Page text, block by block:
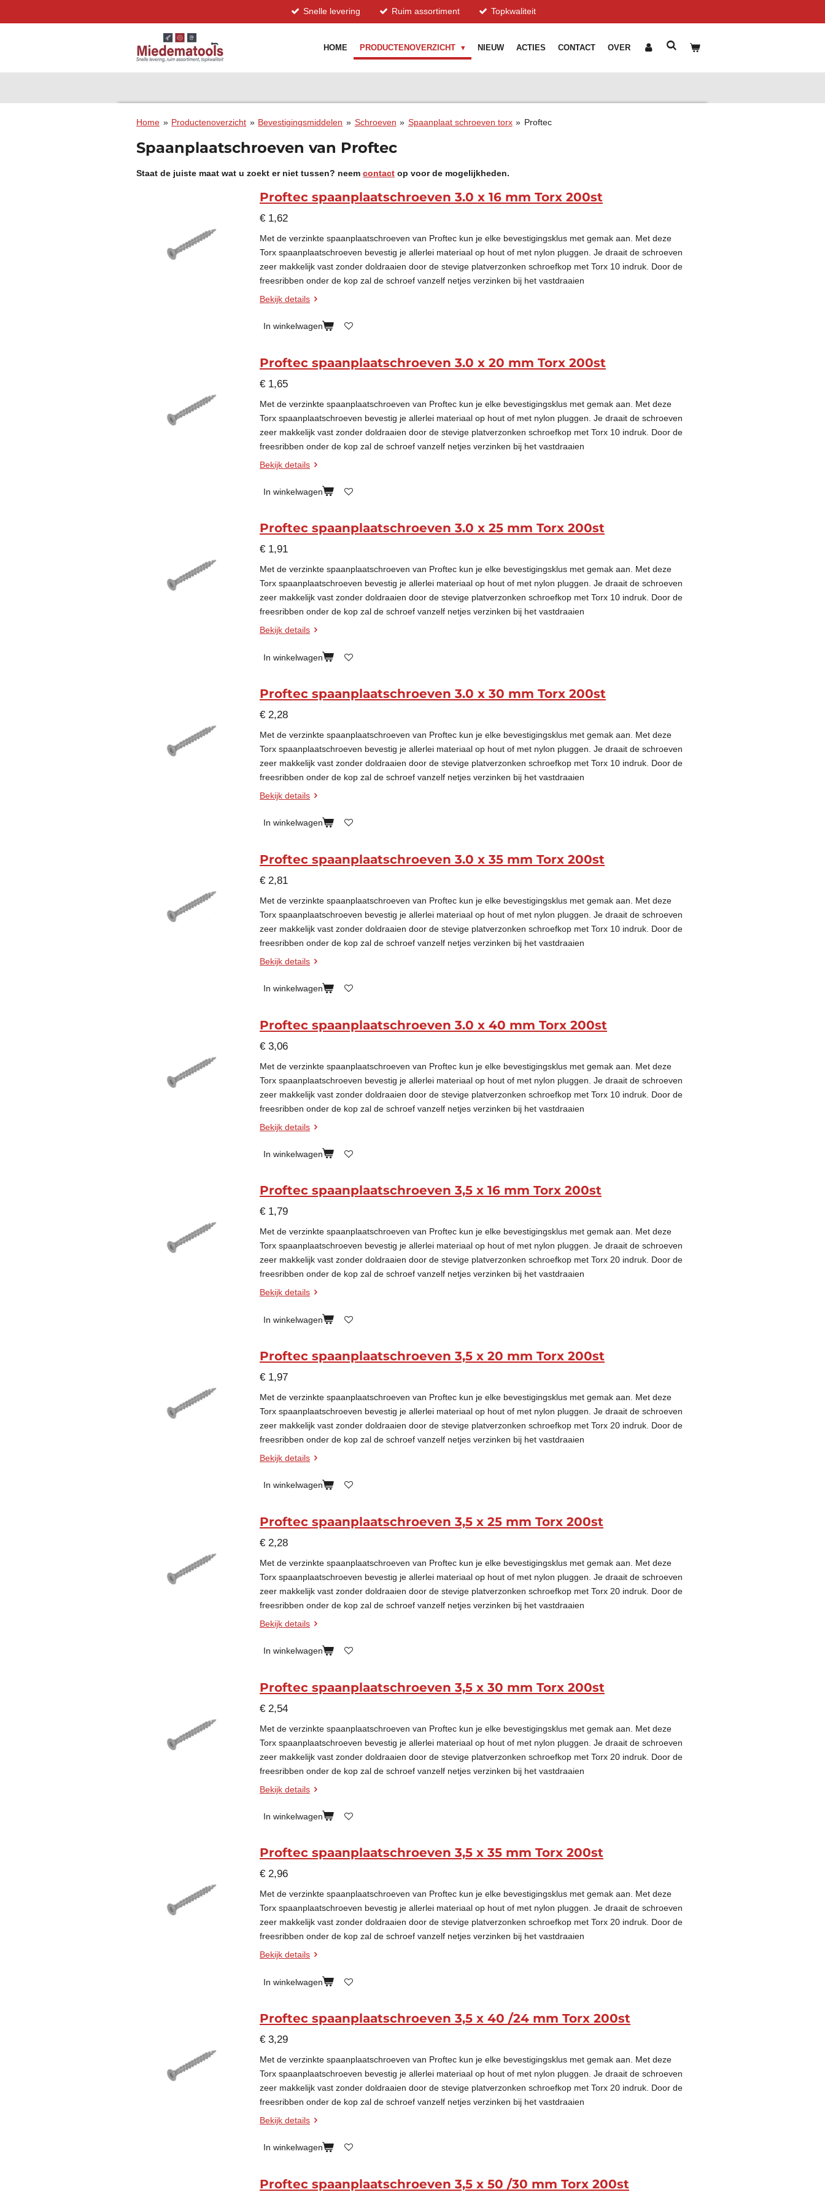
direct
Snelle levering Ruim assortiment Topkwaliteit
HOME PRODUCTENOVERZICHT NIEUW ACTIES CONTACT OVER
Home » Productenoverzicht » Bevestigingsmiddelen » Schroeven » Spaanplaat schroeven torx » Proftec
Spaanplaatschroeven van Proftec
Staat de juiste maat wat u zoekt er niet tussen? neem contact op voor de mogelijkheden.
Proftec spaanplaatschroeven 3.0 x 16 mm Torx 200st
€ 1,62
Met de verzinkte spaanplaatschroeven van Proftec kun je elke bevestigingsklus met gemak aan. Met deze
Torx spaanplaatschroeven bevestig je allerlei materiaal op hout of met nylon pluggen. Je draait de schroeven
zeer makkelijk vast zonder doldraaien door de stevige platverzonken schroefkop met Torx 10 indruk. Door de
freesribben onder de kop zal de schroef vanzelf netjes verzinken bij het vastdraaien
Bekijk details
In winkelwagen
Proftec spaanplaatschroeven 3.0 x 20 mm Torx 200st
€ 1,65
Met de verzinkte spaanplaatschroeven van Proftec kun je elke bevestigingsklus met gemak aan. Met deze
Torx spaanplaatschroeven bevestig je allerlei materiaal op hout of met nylon pluggen. Je draait de schroeven
zeer makkelijk vast zonder doldraaien door de stevige platverzonken schroefkop met Torx 10 indruk. Door de
freesribben onder de kop zal de schroef vanzelf netjes verzinken bij het vastdraaien
Bekijk details
In winkelwagen
Proftec spaanplaatschroeven 3.0 x 25 mm Torx 200st
€ 1,91
Met de verzinkte spaanplaatschroeven van Proftec kun je elke bevestigingsklus met gemak aan. Met deze
Torx spaanplaatschroeven bevestig je allerlei materiaal op hout of met nylon pluggen. Je draait de schroeven
zeer makkelijk vast zonder doldraaien door de stevige platverzonken schroefkop met Torx 10 indruk. Door de
freesribben onder de kop zal de schroef vanzelf netjes verzinken bij het vastdraaien
Bekijk details
In winkelwagen
Proftec spaanplaatschroeven 3.0 x 30 mm Torx 200st
€ 2,28
Met de verzinkte spaanplaatschroeven van Proftec kun je elke bevestigingsklus met gemak aan. Met deze
Torx spaanplaatschroeven bevestig je allerlei materiaal op hout of met nylon pluggen. Je draait de schroeven
zeer makkelijk vast zonder doldraaien door de stevige platverzonken schroefkop met Torx 10 indruk. Door de
freesribben onder de kop zal de schroef vanzelf netjes verzinken bij het vastdraaien
Bekijk details
In winkelwagen
Proftec spaanplaatschroeven 3.0 x 35 mm Torx 200st
€ 2,81
Met de verzinkte spaanplaatschroeven van Proftec kun je elke bevestigingsklus met gemak aan. Met deze
Torx spaanplaatschroeven bevestig je allerlei materiaal op hout of met nylon pluggen. Je draait de schroeven
zeer makkelijk vast zonder doldraaien door de stevige platverzonken schroefkop met Torx 10 indruk. Door de
freesribben onder de kop zal de schroef vanzelf netjes verzinken bij het vastdraaien
Bekijk details
In winkelwagen
Proftec spaanplaatschroeven 3.0 x 40 mm Torx 200st
€ 3,06
Met de verzinkte spaanplaatschroeven van Proftec kun je elke bevestigingsklus met gemak aan. Met deze
Torx spaanplaatschroeven bevestig je allerlei materiaal op hout of met nylon pluggen. Je draait de schroeven
zeer makkelijk vast zonder doldraaien door de stevige platverzonken schroefkop met Torx 10 indruk. Door de
freesribben onder de kop zal de schroef vanzelf netjes verzinken bij het vastdraaien
Bekijk details
In winkelwagen
Proftec spaanplaatschroeven 3,5 x 16 mm Torx 200st
€ 1,79
Met de verzinkte spaanplaatschroeven van Proftec kun je elke bevestigingsklus met gemak aan. Met deze
Torx spaanplaatschroeven bevestig je allerlei materiaal op hout of met nylon pluggen. Je draait de schroeven
zeer makkelijk vast zonder doldraaien door de stevige platverzonken schroefkop met Torx 20 indruk. Door de
freesribben onder de kop zal de schroef vanzelf netjes verzinken bij het vastdraaien
Bekijk details
In winkelwagen
Proftec spaanplaatschroeven 3,5 x 20 mm Torx 200st
€ 1,97
Met de verzinkte spaanplaatschroeven van Proftec kun je elke bevestigingsklus met gemak aan. Met deze
Torx spaanplaatschroeven bevestig je allerlei materiaal op hout of met nylon pluggen. Je draait de schroeven
zeer makkelijk vast zonder doldraaien door de stevige platverzonken schroefkop met Torx 20 indruk. Door de
freesribben onder de kop zal de schroef vanzelf netjes verzinken bij het vastdraaien
Bekijk details
In winkelwagen
Proftec spaanplaatschroeven 3,5 x 25 mm Torx 200st
€ 2,28
Met de verzinkte spaanplaatschroeven van Proftec kun je elke bevestigingsklus met gemak aan. Met deze
Torx spaanplaatschroeven bevestig je allerlei materiaal op hout of met nylon pluggen. Je draait de schroeven
zeer makkelijk vast zonder doldraaien door de stevige platverzonken schroefkop met Torx 20 indruk. Door de
freesribben onder de kop zal de schroef vanzelf netjes verzinken bij het vastdraaien
Bekijk details
In winkelwagen
Proftec spaanplaatschroeven 3,5 x 30 mm Torx 200st
€ 2,54
Met de verzinkte spaanplaatschroeven van Proftec kun je elke bevestigingsklus met gemak aan. Met deze
Torx spaanplaatschroeven bevestig je allerlei materiaal op hout of met nylon pluggen. Je draait de schroeven
zeer makkelijk vast zonder doldraaien door de stevige platverzonken schroefkop met Torx 20 indruk. Door de
freesribben onder de kop zal de schroef vanzelf netjes verzinken bij het vastdraaien
Bekijk details
In winkelwagen
Proftec spaanplaatschroeven 3,5 x 35 mm Torx 200st
€ 2,96
Met de verzinkte spaanplaatschroeven van Proftec kun je elke bevestigingsklus met gemak aan. Met deze
Torx spaanplaatschroeven bevestig je allerlei materiaal op hout of met nylon pluggen. Je draait de schroeven
zeer makkelijk vast zonder doldraaien door de stevige platverzonken schroefkop met Torx 20 indruk. Door de
freesribben onder de kop zal de schroef vanzelf netjes verzinken bij het vastdraaien
Bekijk details
In winkelwagen
Proftec spaanplaatschroeven 3,5 x 40 /24 mm Torx 200st
€ 3,29
Met de verzinkte spaanplaatschroeven van Proftec kun je elke bevestigingsklus met gemak aan. Met deze
Torx spaanplaatschroeven bevestig je allerlei materiaal op hout of met nylon pluggen. Je draait de schroeven
zeer makkelijk vast zonder doldraaien door de stevige platverzonken schroefkop met Torx 20 indruk. Door de
freesribben onder de kop zal de schroef vanzelf netjes verzinken bij het vastdraaien
Bekijk details
In winkelwagen
Proftec spaanplaatschroeven 3,5 x 50 /30 mm Torx 200st